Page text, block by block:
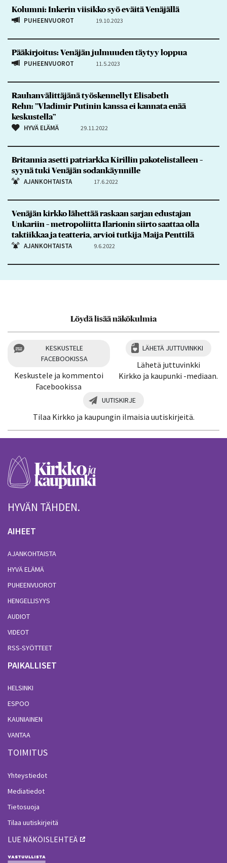
Kolumni: Inkerin viisikko syö eväitä Venäjällä
PUHEENVUOROT 19.10.2023
Pääkirjoitus: Venäjän julmuuden täytyy loppua
PUHEENVUOROT 11.5.2023
Rauhanvälittäjänä työskennellyt Elisabeth
Rehn: ”Vladimir Putinin kanssa ei kannata enää
keskustella”
HYVÄ ELÄMÄ 29.11.2022
Britannia asetti patriarkka Kirillin pakotelistalleen –
syynä tuki Venäjän sodankäynnille
AJANKOHTAISTA 17.6.2022
Venäjän kirkko lähettää raskaan sarjan edustajan
Unkariin – metropoliitta Ilarionin siirto saattaa olla
taktiikkaa ja teatteria, arvioi tutkija Maija Penttilä
AJANKOHTAISTA 9.6.2022
Löydä lisää näkökulmia
KESKUSTELE
FACEBOOKISSA
Keskustele ja kommentoi
Facebookissa
LÄHETÄ JUTTUVINKKI
Lähetä juttuvinkki
Kirkko ja kaupunki -mediaan.
UUTISKIRJE
Tilaa Kirkko ja kaupungin ilmaisia uutiskirjeitä.
HYVÄN TÄHDEN.
AIHEET
AJANKOHTAISTA
HYVÄ ELÄMÄ
PUHEENVUOROT
HENGELLISYYS
AUDIOT
VIDEOT
RSS-SYÖTTEET
PAIKALLISET
HELSINKI
ESPOO
KAUNIAINEN
VANTAA
TOIMITUS
Yhteystiedot
Mediatiedot
Tietosuoja
Tilaa uutiskirjeitä
LUE NÄKÖISLEHTEÄ